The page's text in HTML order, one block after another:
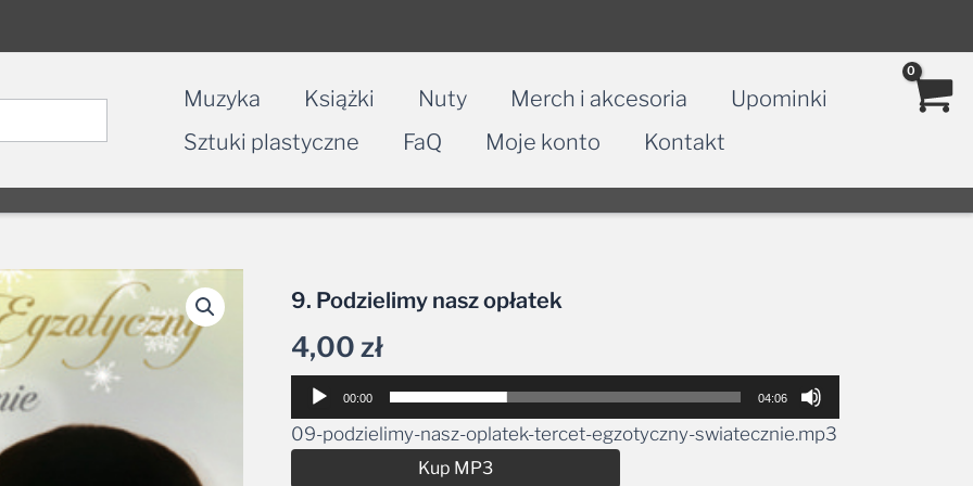
Muzyka Książki Nuty Merch i akcesoria
Upominki
Sztuki plastyczne
FaQ Moje konto Kontakt
9. Podzielimy nasz opłatek
4,00zł
Odtwarzacz
plików
dźwiękowych
00:00 04:06
09-podzielimy-nasz-oplatek-tercet-egzotyczny-swiatecznie.mp3
Kup MP3